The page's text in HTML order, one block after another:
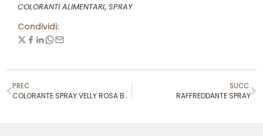
COLORANTI ALIMENTARI, SPRAY
Condividi:
PREC
COLORANTE SPRAY VELLY ROSA BABY NATURA
SUCC.
RAFFREDDANTE SPRAY